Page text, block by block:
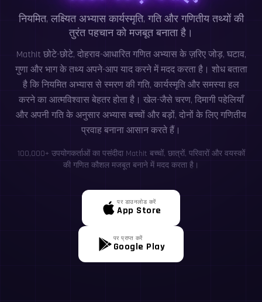
नियमित, लक्ष्यित अभ्यास कार्यस्मृति, गति और गणितीय तथ्यों की
तुरंत पहचान को मजबूत बनाता है।
MathIt छोटे-छोटे, दोहराव-आधारित गणित अभ्यास के ज़रिए जोड़, घटाव,
गुणा और भाग के तथ्य अपने-आप याद करने में मदद करता है। शोध बताता
है कि नियमित अभ्यास से स्मरण की गति, कार्यस्मृति और समस्या हल
करने का आत्मविश्वास बेहतर होता है। खेल-जैसे चरण, दिमागी पहेलियाँ
और अपनी गति के अनुसार अभ्यास बच्चों और बड़ों, दोनों के लिए गणितीय
प्रवाह बनाना आसान करते हैं।
100,000+ उपयोगकर्ताओं का पसंदीदा MathIt बच्चों, छात्रों, परिवारों और वयस्कों
की गणित कौशल मजबूत बनाने में मदद करता है।
पर डाउनलोड करें
App Store
पर प्राप्त करें
Google Play